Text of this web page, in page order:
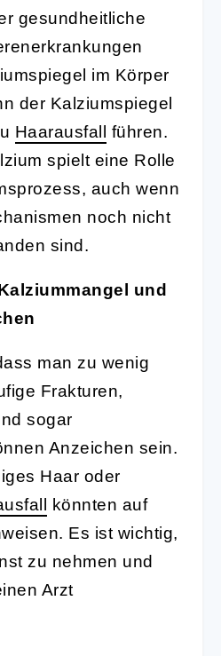
gesundheitliche
im Körper
der Kalziumspiegel
Haarausfall
führen.
spielt eine Rolle
auch wenn
noch nicht
sind.
und
man zu wenig
Frakturen,
sogar
Anzeichen sein.
Haar oder
könnten auf
Es ist wichtig,
zu nehmen und
Arzt